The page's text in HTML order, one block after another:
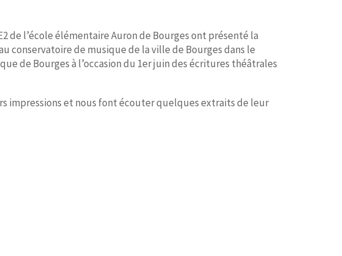
de l’école élémentaire Auron de Bourges ont présenté la
conservatoire de musique de la ville de Bourges dans le
de Bourges à l’occasion du 1er juin des écritures théâtrales
impressions et nous font écouter quelques extraits de leur